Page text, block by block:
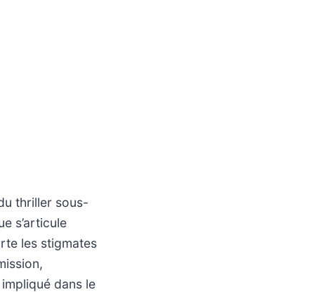
thriller sous-
s’articule
les stigmates
dans le